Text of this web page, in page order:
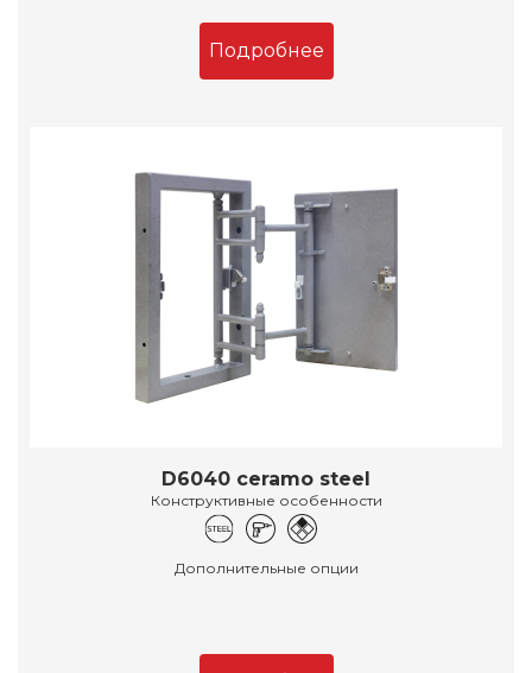
Подробнее
D6040 ceramo steel
Конструктивные особенности
Дополнительные опции